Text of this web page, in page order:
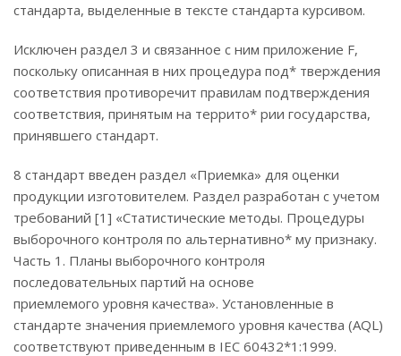
стандарта, выделенные в тексте стандарта курсивом.
Исключен раздел 3 и связанное с ним приложение F,
поскольку описанная в них процедура под* тверждения
соответствия противоречит правилам подтверждения
соответствия, принятым на террито* рии государства,
принявшего стандарт.
8 стандарт введен раздел «Приемка» для оценки
продукции изготовителем. Раздел разработан с учетом
требований [1] «Статистические методы. Процедуры
выборочного контроля по альтернативно* му признаку.
Часть 1. Планы выборочного контроля
последовательных партий на основе
приемлемого уровня качества». Установленные в
стандарте значения приемлемого уровня качества (AQL)
соответствуют приведенным в IEC 60432*1:1999.